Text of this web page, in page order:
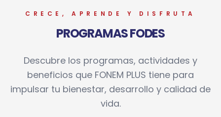
CRECE, APRENDE Y DISFRUTA
PROGRAMAS FODES
Descubre los programas, actividades y
beneficios que FONEM PLUS tiene para
impulsar tu bienestar, desarrollo y calidad de
vida.